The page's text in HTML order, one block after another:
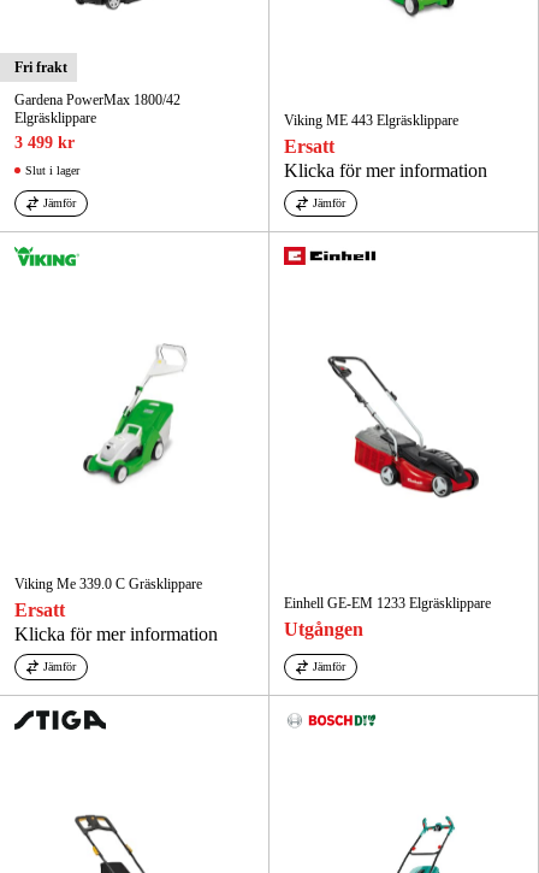
Fri frakt
Gardena PowerMax 1800/42
Elgräsklippare
3 499 kr
Slut i lager
Jämför
Viking ME 443 Elgräsklippare
Ersatt
Klicka för mer information
Jämför
Viking Me 339.0 C Gräsklippare
Ersatt
Klicka för mer information
Jämför
Einhell GE-EM 1233 Elgräsklippare
Utgången
Jämför